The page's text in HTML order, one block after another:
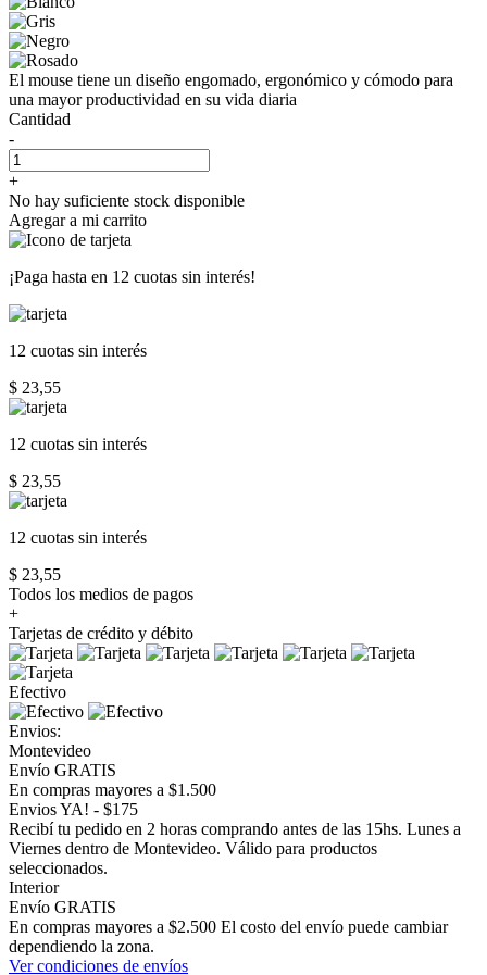
El mouse tiene un diseño engomado, ergonómico y cómodo para
una mayor productividad en su vida diaria
Cantidad
-
+
No hay suficiente stock disponible
Agregar a mi carrito
¡Paga hasta en 12 cuotas sin interés!
12 cuotas sin interés
$ 23,55
12 cuotas sin interés
$ 23,55
12 cuotas sin interés
$ 23,55
Todos los medios de pagos
+
Tarjetas de crédito y débito
Efectivo
Envios:
Montevideo
Envío GRATIS
En compras mayores a $1.500
Envios YA! - $175
Recibí tu pedido en 2 horas comprando antes de las 15hs. Lunes a
Viernes dentro de Montevideo. Válido para productos
seleccionados.
Interior
Envío GRATIS
En compras mayores a $2.500 El costo del envío puede cambiar
dependiendo la zona.
Ver condiciones de envíos